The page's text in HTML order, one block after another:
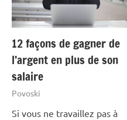
12 façons de gagner de
l’argent en plus de son
salaire
Povoski
Si vous ne travaillez pas à